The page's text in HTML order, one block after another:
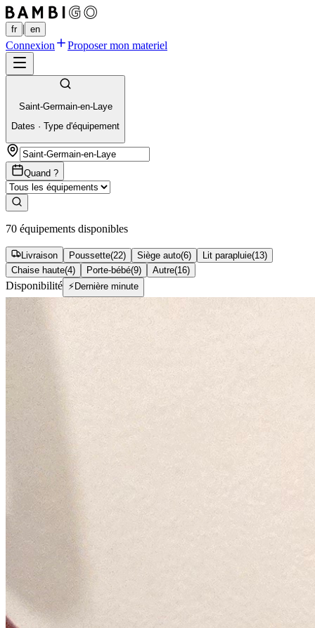
fr | en
Connexion Proposer mon materiel
Saint-Germain-en-Laye
Dates · Type d'équipement
Quand ?
70 équipements disponibles
Livraison Poussette(22) Siège auto(6) Lit parapluie(13)
Chaise haute(4) Porte-bébé(9) Autre(16)
Disponibilité ⚡ Dernière minute